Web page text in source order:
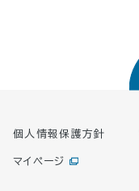
個人情報保護方針
マイページ